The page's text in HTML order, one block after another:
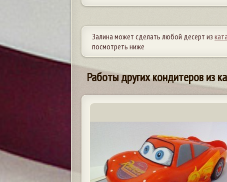
Залина может сделать любой десерт из
посмотреть ниже
Работы других кондитеров из